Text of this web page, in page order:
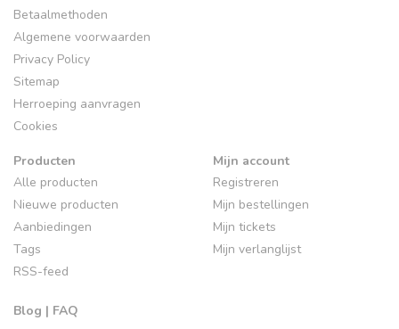
Betaalmethoden
Algemene voorwaarden
Privacy Policy
Sitemap
Herroeping aanvragen
Cookies
Producten
Alle producten
Nieuwe producten
Aanbiedingen
Tags
RSS-feed
Blog | FAQ
Mijn account
Registreren
Mijn bestellingen
Mijn tickets
Mijn verlanglijst